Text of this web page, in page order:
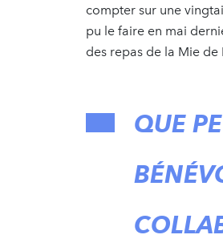
compter sur une
pu le faire en mai
des repas de la Mie de
QUE